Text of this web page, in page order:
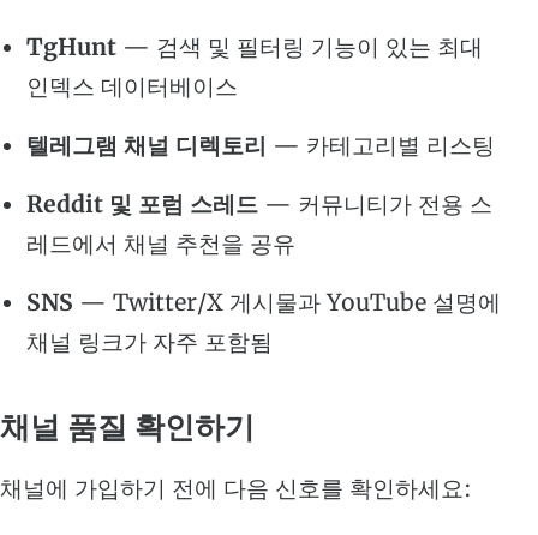
TgHunt — 검색 및 필터링 기능이 있는 최대
인덱스 데이터베이스
텔레그램 채널 디렉토리 — 카테고리별 리스팅
Reddit 및 포럼 스레드 — 커뮤니티가 전용 스
레드에서 채널 추천을 공유
SNS — Twitter/X 게시물과 YouTube 설명에
채널 링크가 자주 포함됨
채널 품질 확인하기
채널에 가입하기 전에 다음 신호를 확인하세요: